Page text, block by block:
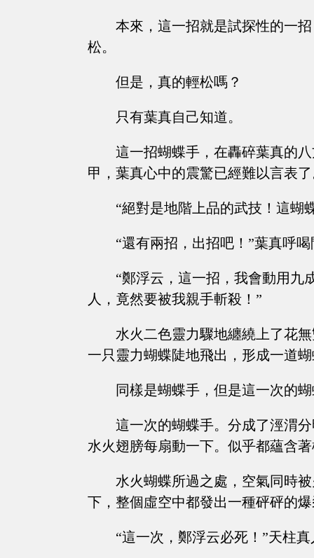
本來，這一招就是試探性的一
松。
但是，真的輕松嗎？
只有葉真自己知道。
這一招蝴蝶手，在轟碎葉真的
甲，葉真心中的震驚已經難以言表
“絕對是地階上品的武技！這蝴
“還有兩招，出招吧！”葉真呼
“鄭浮云，這一招，我會動用九
人，竟然要被我親手斬殺！”
水火二色靈力驟地纏繞上了花
一只靈力蝴蝶陡地飛出，形成一道
同樣是蝴蝶手，但是這一次的
這一次的蝴蝶手。分成了涇渭
水火翅膀每扇動一下。似乎都蘊含
水火蝴蝶所過之處，空氣同時
下，整個虛空中都發出一種砰砰的
“這一次，鄭浮云必死！”天柱